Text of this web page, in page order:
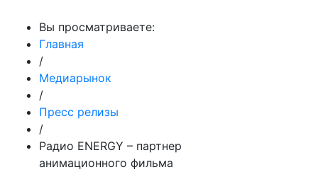
Вы просматриваете:
Главная
/
Медиарынок
/
Пресс релизы
/
Радио ENERGY – партнер
анимационного фильма